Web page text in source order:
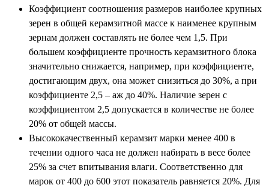
Коэффициент соотношения размеров наиболее крупных
зерен в общей керамзитной массе к наименее крупным
зернам должен составлять не более чем 1,5. При
большем коэффициенте прочность керамзитного блока
значительно снижается, например, при коэффициенте,
достигающим двух, она может снизиться до 30%, а при
коэффициенте 2,5 – аж до 40%. Наличие зерен с
коэффициентом 2,5 допускается в количестве не более
20% от общей массы.
Высококачественный керамзит марки менее 400 в
течении одного часа не должен набирать в весе более
25% за счет впитывания влаги. Соответственно для
марок от 400 до 600 этот показатель равняется 20%. Для